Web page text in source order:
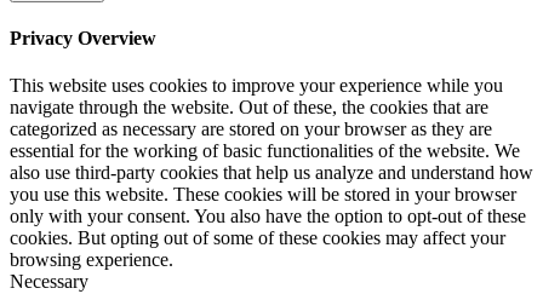
Privacy Overview
This website uses cookies to improve your experience while you
navigate through the website. Out of these, the cookies that are
categorized as necessary are stored on your browser as they are
essential for the working of basic functionalities of the website. We
also use third-party cookies that help us analyze and understand how
you use this website. These cookies will be stored in your browser
only with your consent. You also have the option to opt-out of these
cookies. But opting out of some of these cookies may affect your
browsing experience.
Necessary